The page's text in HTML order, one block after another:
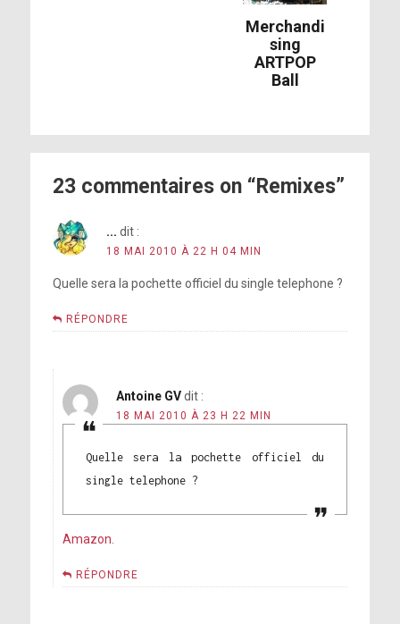
Merchandi
sing
ARTPOP
Ball
23 commentaires on “Remixes”
... dit :
18 MAI 2010 À 22 H 04 MIN
Quelle sera la pochette officiel du single telephone ?
RÉPONDRE
Antoine GV dit :
18 MAI 2010 À 23 H 22 MIN
Quelle sera la pochette officiel du
single telephone ?
Amazon.
RÉPONDRE